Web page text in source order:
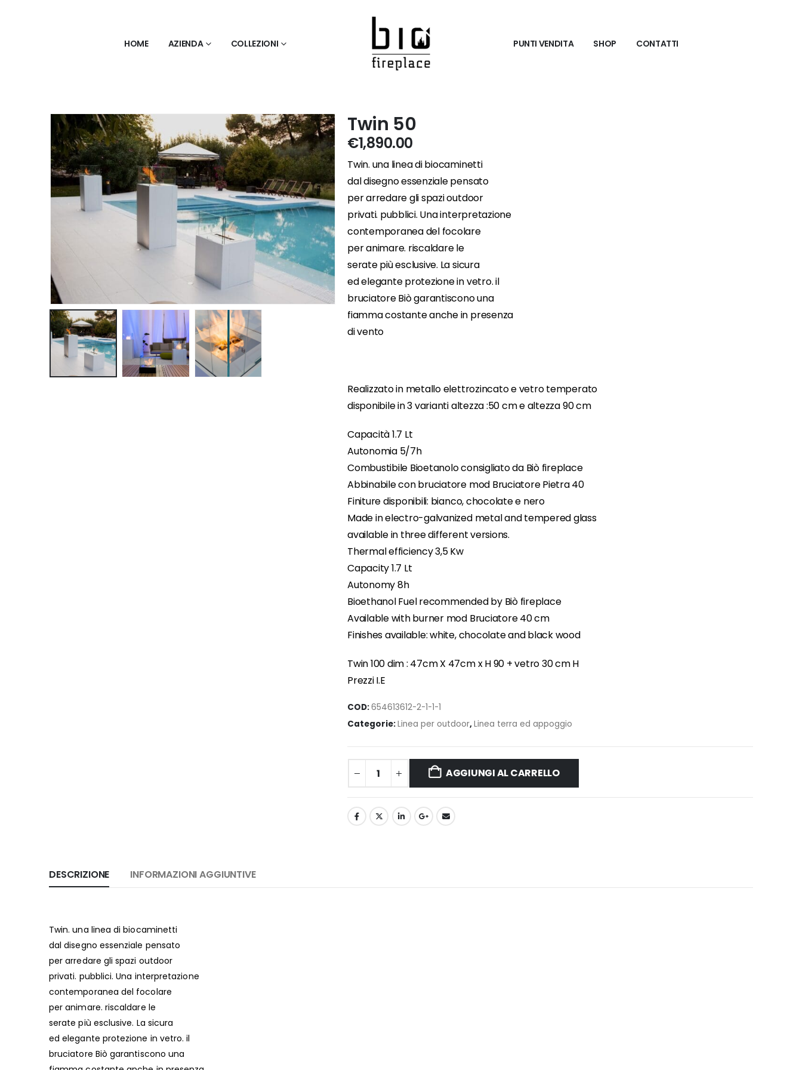
HOME AZIENDA COLLEZIONI PUNTI VENDITA SHOP CONTATTI
Twin 50
€1,890.00
Twin. una linea di biocaminetti
dal disegno essenziale pensato
per arredare gli spazi outdoor
privati. pubblici. Una interpretazione
contemporanea del focolare
per animare. riscaldare le
serate più esclusive. La sicura
ed elegante protezione in vetro. il
bruciatore Biò garantiscono una
fiamma costante anche in presenza
di vento
Realizzato in metallo elettrozincato e vetro temperato
disponibile in 3 varianti altezza :50 cm e altezza 90 cm
Capacità 1.7 Lt
Autonomia 5/7h
Combustibile Bioetanolo consigliato da Biò fireplace
Abbinabile con bruciatore mod Bruciatore Pietra 40
Finiture disponibili: bianco, chocolate e nero
Made in electro-galvanized metal and tempered glass
available in three different versions.
Thermal efficiency 3,5 Kw
Capacity 1.7 Lt
Autonomy 8h
Bioethanol Fuel recommended by Biò fireplace
Available with burner mod Bruciatore 40 cm
Finishes available: white, chocolate and black wood
Twin 100 dim : 47cm X 47cm x H 90 + vetro 30 cm H
Prezzi I.E
COD:654613612-2-1-1-1
Categorie:Linea per outdoor,Linea terra ed appoggio
AGGIUNGI AL CARRELLO
DESCRIZIONE INFORMAZIONI AGGIUNTIVE
Twin. una linea di biocaminetti
dal disegno essenziale pensato
per arredare gli spazi outdoor
privati. pubblici. Una interpretazione
contemporanea del focolare
per animare. riscaldare le
serate più esclusive. La sicura
ed elegante protezione in vetro. il
bruciatore Biò garantiscono una